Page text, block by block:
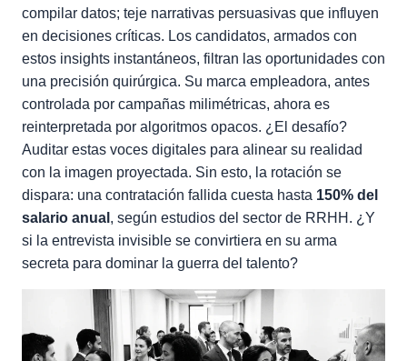
compilar datos; teje narrativas persuasivas que influyen
en decisiones críticas. Los candidatos, armados con
estos insights instantáneos, filtran las oportunidades con
una precisión quirúrgica. Su marca empleadora, antes
controlada por campañas milimétricas, ahora es
reinterpretada por algoritmos opacos. ¿El desafío?
Auditar estas voces digitales para alinear su realidad
con la imagen proyectada. Sin esto, la rotación se
dispara: una contratación fallida cuesta hasta 150% del
salario anual , según estudios del sector de RRHH. ¿Y
si la entrevista invisible se convirtiera en su arma
secreta para dominar la guerra del talento?